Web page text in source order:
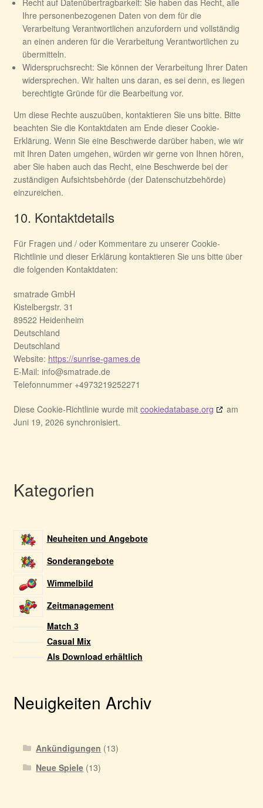
Ihre personenbezogenen Daten von dem für die
Verarbeitung Verantwortlichen anzufordern und vollständig
an einen anderen für die Verarbeitung Verantwortlichen zu
übermitteln.
Widerspruchsrecht: Sie können der Verarbeitung Ihrer Daten
widersprechen. Wir halten uns daran, es sei denn, es liegen
berechtigte Gründe für die Bearbeitung vor.
Um diese Rechte auszuüben, kontaktieren Sie uns bitte. Bitte
beachten Sie die Kontaktdaten am Ende dieser Cookie-
Erklärung. Wenn Sie eine Beschwerde darüber haben, wie wir
mit Ihren Daten umgehen, würden wir gerne von Ihnen hören,
aber Sie haben auch das Recht, eine Beschwerde bei der
zuständigen Aufsichtsbehörde (der Datenschutzbehörde)
einzureichen.
10. Kontaktdetails
Für Fragen und / oder Kommentare zu unserer Cookie-
Richtlinie und dieser Erklärung kontaktieren Sie uns bitte über
die folgenden Kontaktdaten:
smatrade GmbH
Kistelbergstr. 31
89522 Heidenheim
Deutschland
Deutschland
Website: https://sunrise-games.de
E-Mail: info@smatrade.de
Telefonnummer +4973219252271
Diese Cookie-Richtlinie wurde mit cookiedatabase.org
am
Juni 19, 2026 synchronisiert.
Kategorien
Neuheiten und Angebote
Sonderangebote
Wimmelbild
Zeitmanagement
Match 3
Casual Mix
Als Download erhältlich
Neuigkeiten Archiv
Ankündigungen (13)
Neue Spiele (13)